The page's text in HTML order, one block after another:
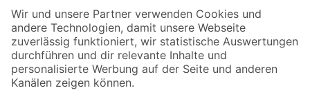
Der toom Newsletter: Keine Angebote und Aktionen mehr verpassen!
Zur Newsletter Anmeldung
Folge uns